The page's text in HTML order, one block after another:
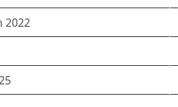
2022